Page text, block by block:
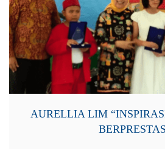
AURELLIA LIM